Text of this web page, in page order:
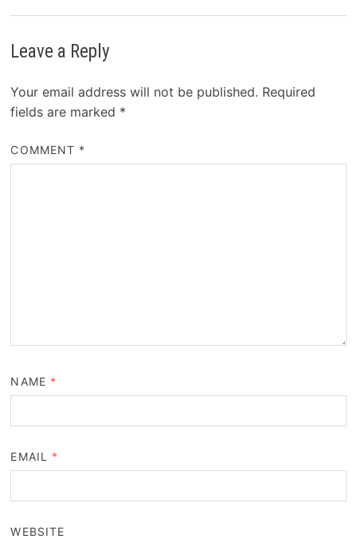
Leave a Reply
Your email address will not be published. Required
fields are marked *
COMMENT *
NAME *
EMAIL *
WEBSITE